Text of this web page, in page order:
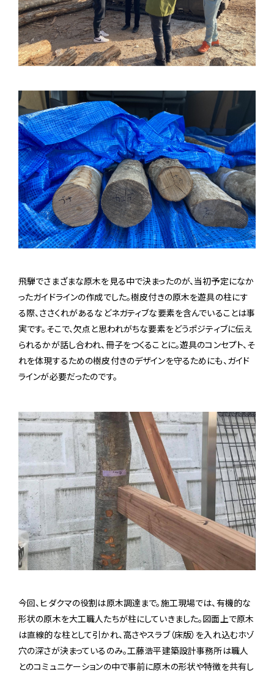
飛騨でさまざまな原木を見る中で決まったのが、当初予定になか
ったガイドラインの作成でした。樹皮付きの原木を遊具の柱にす
る際、ささくれがあるなどネガティブな要素を含んでいることは事
実です。そこで、欠点と思われがちな要素をどうポジティブに伝え
られるかが話し合われ、冊子をつくることに。遊具のコンセプト、そ
れを体現するための樹皮付きのデザインを守るためにも、ガイド
ラインが必要だったのです。
今回、ヒダクマの役割は原木調達まで。施工現場では、有機的な
形状の原木を大工職人たちが柱にしていきました。図面上で原木
は直線的な柱として引かれ、高さやスラブ（床版）を入れ込むホゾ
穴の深さが決まっているのみ。工藤浩平建築設計事務所は職人
とのコミュニケーションの中で事前に原木の形状や特徴を共有し